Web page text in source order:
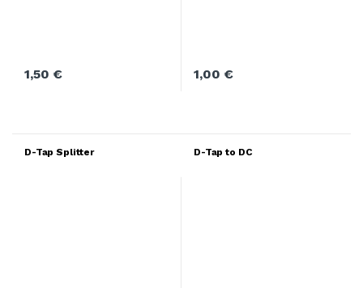
1,50€ 1,00€
D-Tap Splitter D-Tap to DC